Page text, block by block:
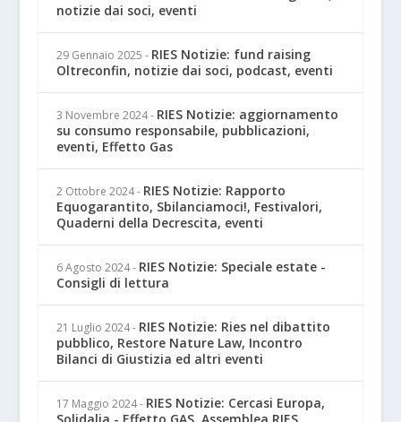
notizie dai soci, eventi
29 Gennaio 2025 - RIES Notizie: fund raising
Oltreconfin, notizie dai soci, podcast, eventi
3 Novembre 2024 - RIES Notizie: aggiornamento
su consumo responsabile, pubblicazioni,
eventi, Effetto Gas
2 Ottobre 2024 - RIES Notizie: Rapporto
Equogarantito, Sbilanciamoci!, Festivalori,
Quaderni della Decrescita, eventi
6 Agosto 2024 - RIES Notizie: Speciale estate -
Consigli di lettura
21 Luglio 2024 - RIES Notizie: Ries nel dibattito
pubblico, Restore Nature Law, Incontro
Bilanci di Giustizia ed altri eventi
17 Maggio 2024 - RIES Notizie: Cercasi Europa,